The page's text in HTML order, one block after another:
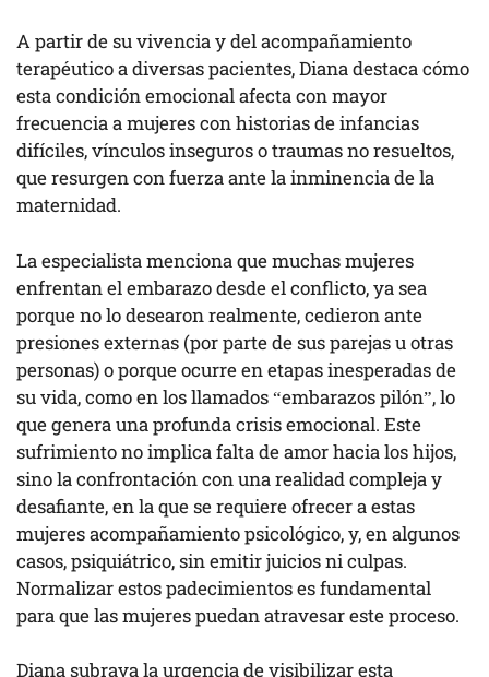
A partir de su vivencia y del acompañamiento
terapéutico a diversas pacientes, Diana destaca cómo
esta condición emocional afecta con mayor
frecuencia a mujeres con historias de infancias
difíciles, vínculos inseguros o traumas no resueltos,
que resurgen con fuerza ante la inminencia de la
maternidad.
La especialista menciona que muchas mujeres
enfrentan el embarazo desde el conflicto, ya sea
porque no lo desearon realmente, cedieron ante
presiones externas (por parte de sus parejas u otras
personas) o porque ocurre en etapas inesperadas de
su vida, como en los llamados “embarazos pilón”, lo
que genera una profunda crisis emocional. Este
sufrimiento no implica falta de amor hacia los hijos,
sino la confrontación con una realidad compleja y
desafiante, en la que se requiere ofrecer a estas
mujeres acompañamiento psicológico, y, en algunos
casos, psiquiátrico, sin emitir juicios ni culpas.
Normalizar estos padecimientos es fundamental
para que las mujeres puedan atravesar este proceso.
Diana subraya la urgencia de visibilizar esta